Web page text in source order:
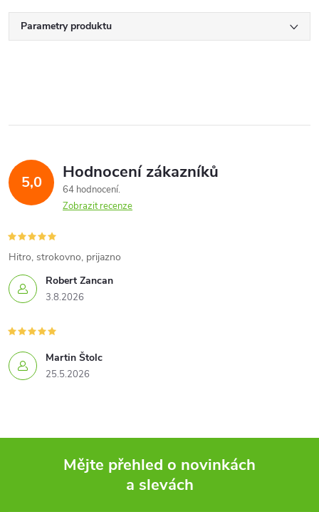
Parametry produktu
5,0 Hodnocení zákazníků
64 hodnocení
Zobrazit recenze
Robert Zancan
3.8.2026
Hitro, strokovno, prijazno
Martin Štolc
25.5.2026
Mějte přehled o novinkách
a slevách